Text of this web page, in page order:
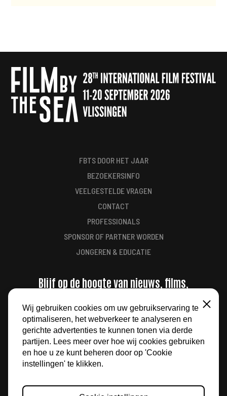
FBTS DOOR HET JAAR
BEZOEKERSINFO
VEELGESTELDE VRAGEN
CONTACT
PROFESSIONALS
SPONSOR OF PARTNER WORDEN
JONGEREN & EDUCATIE
Blijf op de hoogte van nieuws, films,
AANMELDEN
Wij gebruiken cookies om uw gebruikservaring te
optimaliseren, het webverkeer te analyseren en
gerichte advertenties te kunnen tonen via derde
partijen. Lees meer over hoe wij cookies gebruiken
en hoe u ze kunt beheren door op 'Cookie
instellingen' te klikken.
Sluiten